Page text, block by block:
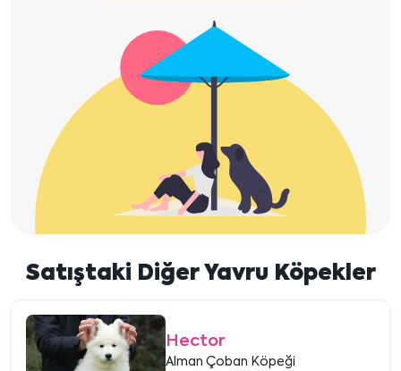
Satıştaki Diğer Yavru Köpekler
Hector
Alman Çoban Köpeği